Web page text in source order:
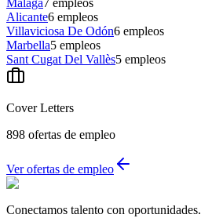
Málaga7 empleos
Alicante6 empleos
Villaviciosa De Odón6 empleos
Marbella5 empleos
Sant Cugat Del Vallès5 empleos
Cover Letters
898 ofertas de empleo
Ver ofertas de empleo
Conectamos talento con